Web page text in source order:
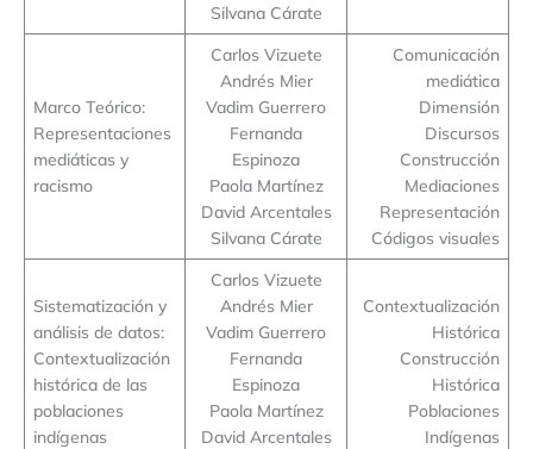
Silvana Cárate
Marco Teórico:
Representaciones
mediáticas y
racismo
Carlos Vizuete
Andrés Mier
Vadim Guerrero
Fernanda
Espinoza
Paola Martínez
David Arcentales
Silvana Cárate
Comunicación
mediática
Dimensión
Discursos
Construcción
Mediaciones
Representación
Códigos visuales
Sistematización y
análisis de datos:
Contextualización
histórica de las
poblaciones
indígenas
Carlos Vizuete
Andrés Mier
Vadim Guerrero
Fernanda
Espinoza
Paola Martínez
David Arcentales
Contextualización
Histórica
Construcción
Histórica
Poblaciones
Indígenas